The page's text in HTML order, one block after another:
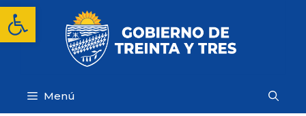
Abrir barra de herramientas
Saltar
contenido
Menú